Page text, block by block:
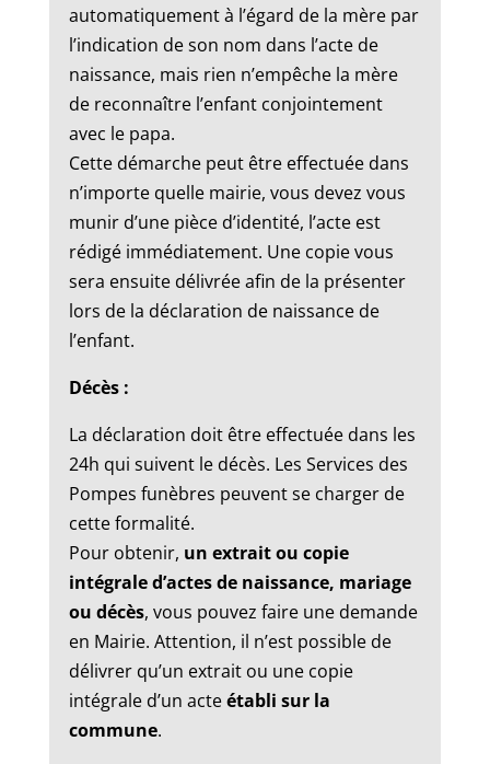
automatiquement à l’égard de la mère par
l’indication de son nom dans l’acte de
naissance, mais rien n’empêche la mère
de reconnaître l’enfant conjointement
avec le papa.
Cette démarche peut être effectuée dans
n’importe quelle mairie, vous devez vous
munir d’une pièce d’identité, l’acte est
rédigé immédiatement. Une copie vous
sera ensuite délivrée afin de la présenter
lors de la déclaration de naissance de
l’enfant.
Décès :
La déclaration doit être effectuée dans les
24h qui suivent le décès. Les Services des
Pompes funèbres peuvent se charger de
cette formalité.
Pour obtenir, un extrait ou copie
intégrale d’actes de naissance, mariage
ou décès, vous pouvez faire une demande
en Mairie. Attention, il n’est possible de
délivrer qu’un extrait ou une copie
intégrale d’un acteétabli sur la
commune.